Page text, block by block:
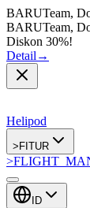
BARUTeam,
BARUTeam,
Diskon 30%!
Detail →
Helipod
> FITUR
>
ID